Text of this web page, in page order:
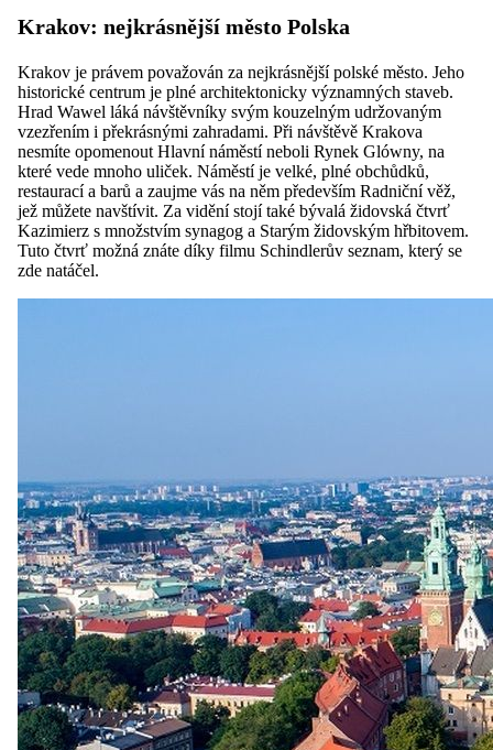
Krakov: nejkrásnější město Polska
Krakov je právem považován za nejkrásnější polské město. Jeho
historické centrum je plné architektonicky významných staveb.
Hrad Wawel láká návštěvníky svým kouzelným udržovaným
vzezřením i překrásnými zahradami. Při návštěvě Krakova
nesmíte opomenout Hlavní náměstí neboli Rynek Glówny, na
které vede mnoho uliček. Náměstí je velké, plné obchůdků,
restaurací a barů a zaujme vás na něm především Radniční věž,
jež můžete navštívit. Za vidění stojí také bývalá židovská čtvrť
Kazimierz s množstvím synagog a Starým židovským hřbitovem.
Tuto čtvrť možná znáte díky filmu Schindlerův seznam, který se
zde natáčel.